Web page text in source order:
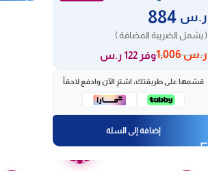
ر.س 884
( يشمل الضريبة المضافة )
ر.س1,006 وفر 122 ر.س
قسّمها على طريقتك، اشترِ الآن وادفع لاحقاً
إضافة إلى السلة